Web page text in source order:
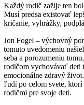
Každý rodič zažije ten
Musí predsa existovať
kričanie, vyhrážky,
Jon Fogel – výchovný
tomuto uvedomeniu
seba a porozumeniu
rodičom vychovávať deti
emocionálne zdravý
ľudí po celom svete,
rodičmi pre svoje deti.